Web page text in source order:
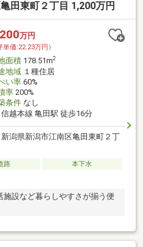
田東町２丁目 1,200万円
万円
単価:22.23万円）
面積178.51m2
地域１種住居
い率60%
率200%
条件なし
信越本線 亀田駅 徒歩16分
新潟県新潟市江南区亀田東町２丁
路
本下水
施設など暮らしやすさが揃う便